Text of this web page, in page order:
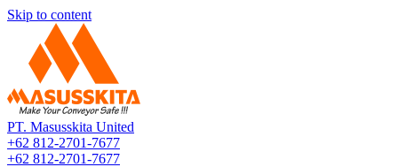
Skip to content
PT. Masusskita United
+62 812-2701-7677
+62 812-2701-7677